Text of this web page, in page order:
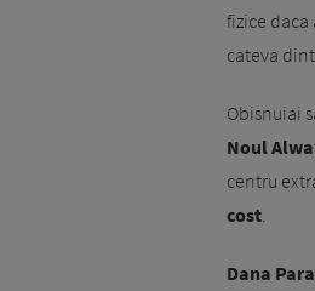
fizice
cateva
Obisnuiai
Noul
centru
cost.
Dana